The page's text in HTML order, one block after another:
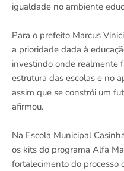
igualdade no ambiente
Para o prefeito Marcus
a prioridade dada à
investindo onde realmente
estrutura das escolas e no
assim que se constrói um
afirmou.
Na Escola Municipal
os kits do programa Alfa
fortalecimento do processo